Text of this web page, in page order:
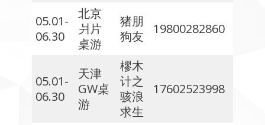
05.01-
06.30
北京
爿片
桌游
猪朋
狗友
19800282860
05.01-
06.30
天津
GW桌
游
樛木
计之
骇浪
求生
17602523998